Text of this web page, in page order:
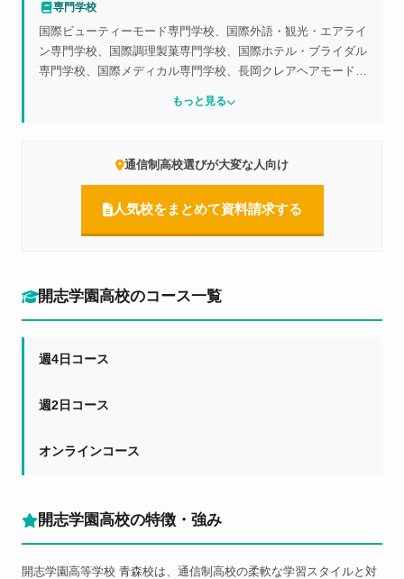
大学、中京学院大学、名古屋産業大学、桐蔭横浜大学、日本経
済大学、帝京大学、日本女子体育大学、上武大学、東海大学、
明海大学、八洲大学、流通経済大学、放送大学、敬和学園大
学、新潟経営大学、開志専門職大学、長岡大学
専門学校
国際ビューティーモード専門学校、国際外語・観光・エアライ
ン専門学校、国際調理製菓専門学校、国際ホテル・ブライダル
専門学校、国際メディカル専門学校、長岡クレアヘアモード専
校、新潟柔整専門学校、えぷろん（製菓・調理）、新潟テクノ
際こども・福祉カレッジ、国際ファッション専門学校、国際ペ
員・情報ビジネス専門学校、新潟医療福祉カレッジ、新潟工科
ール・オブ・ビジネス等多数
もっと見る
通信制高校選びが大変な人向け
人気校をまとめて資料請求する
開志学園高校のコース一覧
週4日コース
週2日コース
オンラインコース
開志学園高校の特徴・強み
開志学園高等学校 青森校は、通信制高校の柔軟な学習スタイルと対